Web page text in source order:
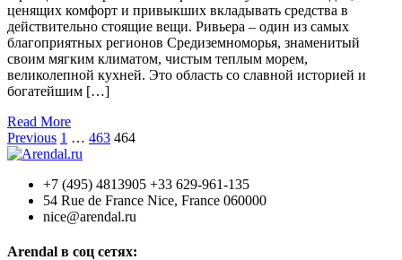
ценящих комфорт и привыкших вкладывать средства в
действительно стоящие вещи. Ривьера – один из самых
благоприятных регионов Средиземноморья, знаменитый
своим мягким климатом, чистым теплым морем,
великолепной кухней. Это область со славной историей и
богатейшим […]
Read More
Previous 1 … 463 464
+7 (495) 4813905 +33 629-961-135
54 Rue de France Nice, France 060000
nice@arendal.ru
Arendal в соц сетях: